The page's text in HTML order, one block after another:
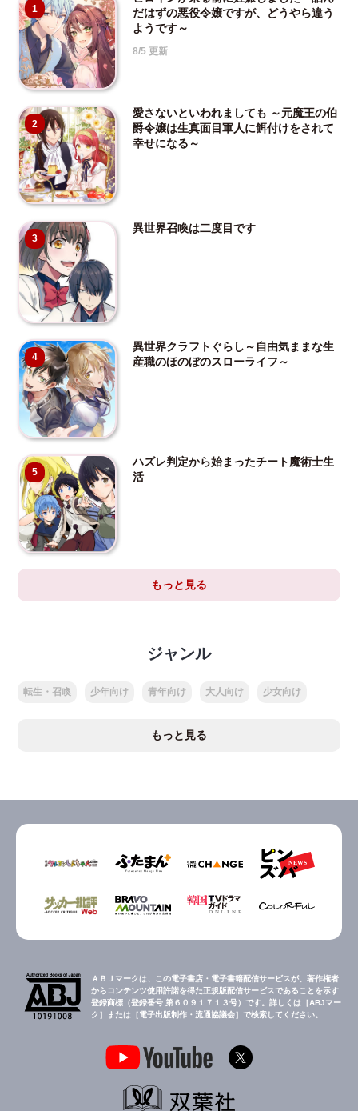
1
だはずの悪役令嬢ですが、どうやら違う
ようです～
8/5 更新
2
愛さないといわれましても ～元魔王の伯
爵令嬢は生真面目軍人に餌付けをされて
幸せになる～
3
異世界召喚は二度目です
4
異世界クラフトぐらし～自由気ままな生
産職のほのぼのスローライフ～
5
ハズレ判定から始まったチート魔術士生
活
もっと見る
ジャンル
転生・召喚 少年向け 青年向け 大人向け 少女向け
もっと見る
ＡＢＪマークは、この電子書店・電子書籍配信サービスが、著作権者
からコンテンツ使用許諾を得た正規版配信サービスであることを示す
登録商標（登録番号 第６０９１７１３号）です。詳しくは［ABJマー
ク］または［電子出版制作・流通協議会］で検索してください。